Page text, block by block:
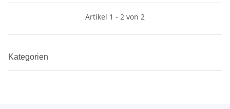
Artikel 1 - 2 von 2
Kategorien